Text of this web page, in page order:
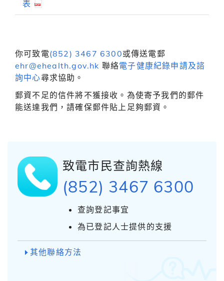
表
你可致電(852) 3467 6300或傳送電郵
ehr@ehealth.gov.hk 聯絡電子健康紀錄申請及諮
詢中心尋求協助。
郵資不足的信件將不獲接收。為使寄予我們的郵件
能送達我們，請確保郵件貼上足夠郵資。
致電市民查詢熱線
(852) 3467 6300
查詢登記事宜
為已登記人士提供的支援
其他聯絡方法